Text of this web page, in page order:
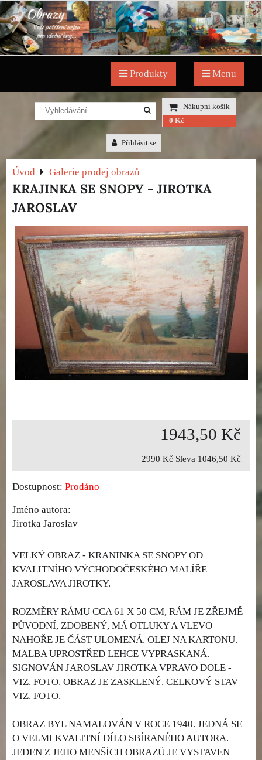
Produkty Menu
Nákupní košík
0 Kč
Přihlásit se
Úvod Galerie prodej obrazů
KRAJINKA SE SNOPY - JIROTKA
JAROSLAV
1943,50 Kč
2990 Kč Sleva 1046,50 Kč
Dostupnost: Prodáno
Jméno autora:
Jirotka Jaroslav
VELKÝ OBRAZ - KRANINKA SE SNOPY OD
KVALITNÍHO VÝCHODOČESKÉHO MALÍŘE
JAROSLAVA JIROTKY.
ROZMĚRY RÁMU CCA 61 X 50 CM, RÁM JE ZŘEJMĚ
PŮVODNÍ, ZDOBENÝ, MÁ OTLUKY A VLEVO
NAHOŘE JE ČÁST ULOMENÁ. OLEJ NA KARTONU.
MALBA UPROSTŘED LEHCE VYPRASKANÁ.
SIGNOVÁN JAROSLAV JIROTKA VPRAVO DOLE -
VIZ. FOTO. OBRAZ JE ZASKLENÝ. CELKOVÝ STAV
VIZ. FOTO.
OBRAZ BYL NAMALOVÁN V ROCE 1940. JEDNÁ SE
O VELMI KVALITNÍ DÍLO SBÍRANÉHO AUTORA.
JEDEN Z JEHO MENŠÍCH OBRAZŮ JE VYSTAVEN